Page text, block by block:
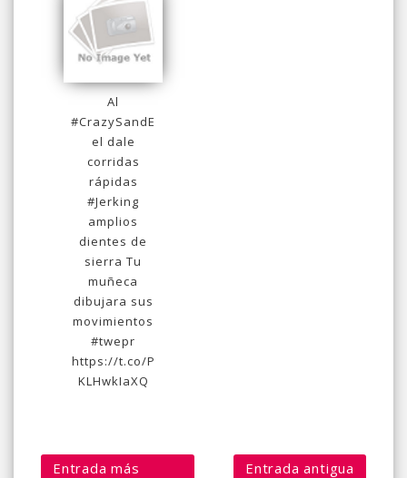
Al
#CrazySandE
el dale
corridas
rápidas
#Jerking
amplios
dientes de
sierra Tu
muñeca
dibujara sus
movimientos
#twepr
https://t.co/P
KLHwkIaXQ
Entrada más Entrada antigua